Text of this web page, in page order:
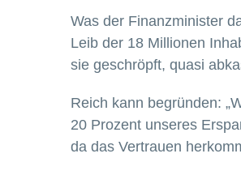
Was der Finanzminister
Leib der 18 Millionen
sie geschröpft, quasi
Reich kann begründen:
20 Prozent unseres
da das Vertrauen